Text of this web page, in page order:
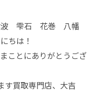
雫石 花巻 八幡
は！
ことにありがとうござ
す買取専門店、大吉